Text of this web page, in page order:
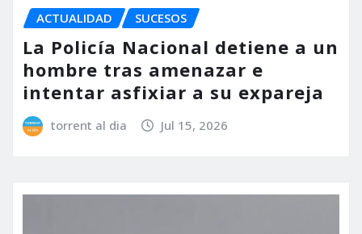
ACTUALIDAD SUCESOS
La Policía Nacional detiene a un
hombre tras amenazar e
intentar asfixiar a su expareja
torrent al dia Jul 15, 2026